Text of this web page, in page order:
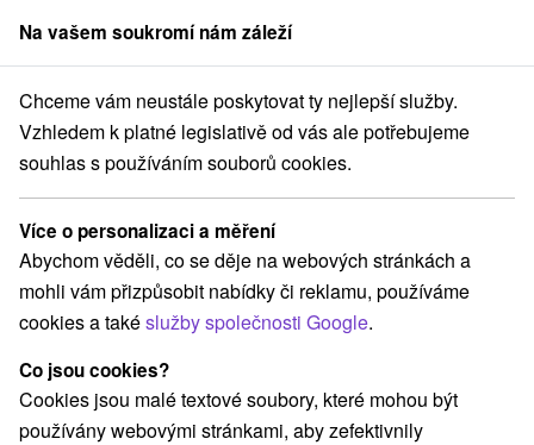
člen skupinySorger
Pobyty na Slovensku Romantický víkend pro dva Žilinský kraj
Romantický víkend pro dva Žilinský
kraj
Kategorie
Všechny kategorie
Pobyty v akci(37)
Wellness pobyty(54)
Romantické pobyty(19) Pobyty pro seniory(19)
Rodinné pobyty(45)
Na vašem soukromí nám záleží
Chceme vám neustále poskytovat ty nejlepší služby.
Vzhledem k platné legislativě od vás ale potřebujeme
souhlas s používáním souborů cookies.
Více o personalizaci a měření
Abychom věděli, co se děje na webových stránkách a
mohli vám přizpůsobit nabídky či reklamu, používáme
cookies a takéslužby společnosti Google.
Co jsou cookies?
Cookies jsou malé textové soubory, které mohou být
používány webovými stránkami, aby zefektivnily